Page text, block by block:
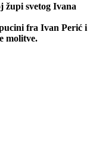
župi svetog Ivana
fra Ivan Perić i
molitve.